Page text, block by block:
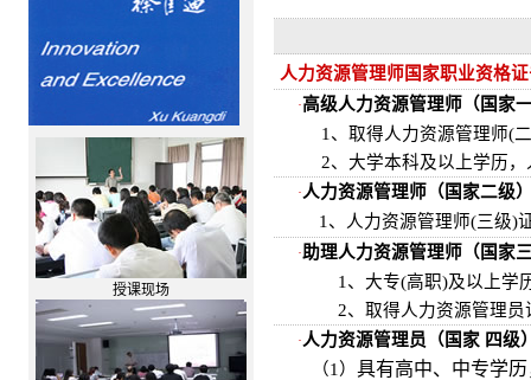
授课现场
人力资源管理师国家职业资格
·高级人力资源管理师（国家
1、取得人力资源管理师(二
2、大学本科及以上学历，
· 人力资源管理师（国家二级
1、人力资源管理师(三级)
·助理人力资源管理师（国家
1、大专(高职)及以上学历
2、取得人力资源管理员
· 人力资源管理员（国家 四级
（1） 具有高中、中专学